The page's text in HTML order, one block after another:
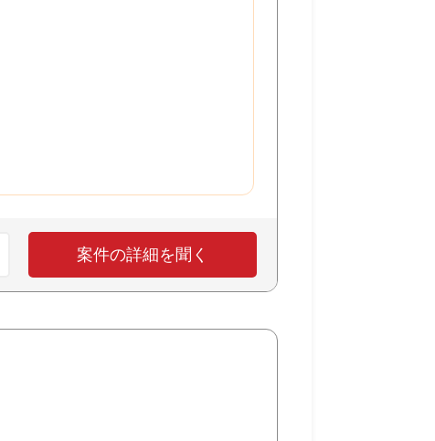
案件の詳細を聞く